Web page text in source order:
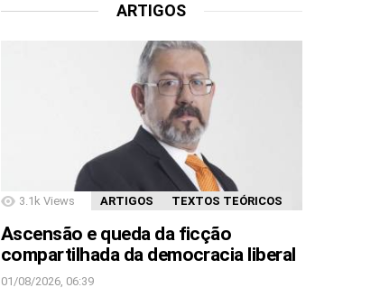
ARTIGOS
3.1k Views ARTIGOS TEXTOS TEÓRICOS
Ascensão e queda da ficção
compartilhada da democracia liberal
01/08/2026, 06:39